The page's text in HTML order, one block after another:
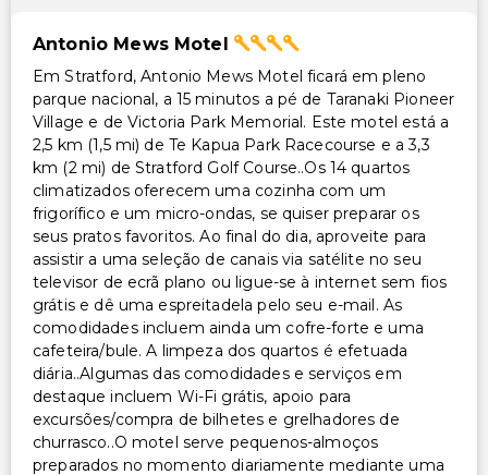
Serviço de lavanderia
Check-in expresso
Antonio Mews Motel
Em Stratford, Antonio Mews Motel ficará em pleno
parque nacional, a 15 minutos a pé de Taranaki Pioneer
Village e de Victoria Park Memorial. Este motel está a
2,5 km (1,5 mi) de Te Kapua Park Racecourse e a 3,3
km (2 mi) de Stratford Golf Course..Os 14 quartos
climatizados oferecem uma cozinha com um
frigorífico e um micro-ondas, se quiser preparar os
seus pratos favoritos. Ao final do dia, aproveite para
assistir a uma seleção de canais via satélite no seu
televisor de ecrã plano ou ligue-se à internet sem fios
grátis e dê uma espreitadela pelo seu e-mail. As
comodidades incluem ainda um cofre-forte e uma
cafeteira/bule. A limpeza dos quartos é efetuada
diária..Algumas das comodidades e serviços em
destaque incluem Wi-Fi grátis, apoio para
excursões/compra de bilhetes e grelhadores de
churrasco..O motel serve pequenos-almoços
preparados no momento diariamente mediante uma